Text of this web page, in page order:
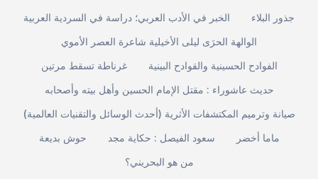
الخبر في الأدب العربي؛ دراسة في السردية العربية
جذور البلاء
الوالهة الحرَى ليلى الأخيلية شاعرة العصر الأموي
غرناطة تسقط مرتين
الفوادح الحسينية والقوادح البينية
حديث عاشوراء : مقتل الإمام الحسين وأهل بيته وأصحابه
صيانة وترميم المكتشفات الأثرية (أحدث الوسائل والتقنيات العالمية)
حوش بديعة
سعود الفيصل : حكاية مجد
ماما أخضر
من هو البحريني؟